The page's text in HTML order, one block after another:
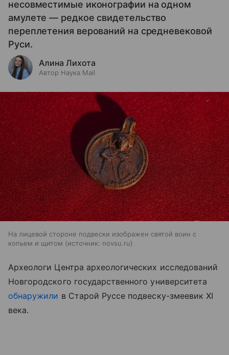
несовместимые иконографии на одном
амулете — редкое свидетельство
переплетения верований на средневековой
Руси.
Алина Лихота
Автор Наука Mail
На лицевой стороне подвески изображен святой воин с
копьем и щитом
источник: novsu.ru
Археологи Центра археологических исследований
Новгородского государственного университета
обнаружили в Старой Руссе подвеску-змеевик XI
века.